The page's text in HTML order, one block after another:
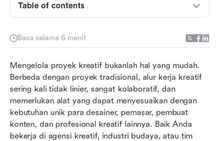
Baca selama 6 menit
Mengelola proyek kreatif bukanlah hal yang mudah.
Berbeda dengan proyek tradisional, alur kerja kreatif
sering kali tidak linier, sangat kolaboratif, dan
memerlukan alat yang dapat menyesuaikan dengan
kebutuhan unik para desainer, pemasar, pembuat
konten, dan profesional kreatif lainnya. Baik Anda
bekerja di agensi kreatif, industri budaya, atau tim
Table of contents
Fitur utama yang harus dicari dalam perangkat
10 alat manajemen proyek kreatif teratas sekilas
Perbandingan mendetail alat manajemen proyek
kreatif terbaik
FAQ tentang alat manajemen proyek kreatif
Kesimpulan: Berdayakan Proyek Kreatif Anda